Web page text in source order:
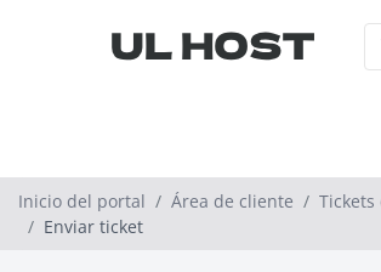
Inicio del portal Área de cliente
Tickets
Enviar ticket